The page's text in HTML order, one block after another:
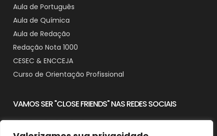
Aula de Português
Aula de Química
Aula de Redação
Redação Nota 1000
CESEC & ENCCEJA
Curso de Orientação Profissional
VAMOS SER "CLOSE FRIENDS" NAS REDES SOCIAIS